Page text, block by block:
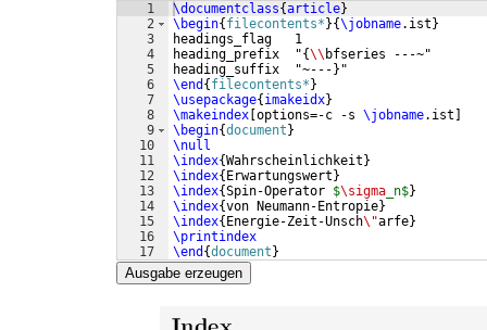
1
2
3
4
5
6
7
8
9
10
11
12
13
14
15
16
17
\documentclass{article}
\begin{ filecontents* }{\jobname.ist }
headings_flag   1
heading_prefix  "{\\ bfseries ---~"
heading_suffix  "~--- } "
\end { filecontents* }
\usepackage{ imakeidx}
\makeindex options=-c -s \jobname.ist
\begin{document }
\null
\index{Wahrscheinlichkeit }
\index{ Erwartungswert }
\index{Spin-Operator $\sigma _n$}
\index{von Neumann-Entropie}
\index{ Energie-Zeit-Unsch\"arfe}
\printindex
\end {document }
Ausgabe erzeugen